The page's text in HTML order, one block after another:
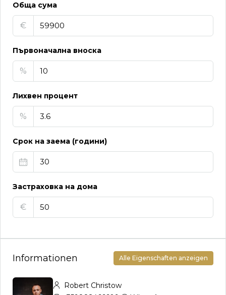
Обща сума
€
Първоначална вноска
%
Лихвен процент
%
Срок на заема (години)
Застраховка на дома
€
Informationen Alle Eigenschaften anzeigen
Robert Christow